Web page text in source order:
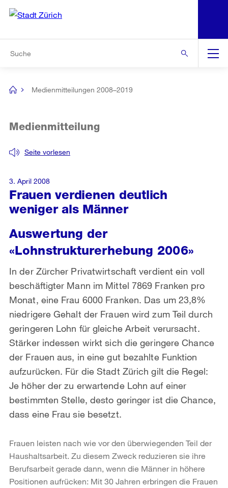
Navigation
[no
Medienmitteilungen 2008–2019
Frauen verdienen deutlich
weniger als Männer
Seite vorlesen
Medienmitteilung
Auswertung der
«Lohnstrukturerhebung 2006»
In der Zürcher Privatwirtschaft verdient ein voll
beschäftigter Mann im Mittel 7869 Franken pro
Monat, eine Frau 6000 Franken. Das um 23,8%
niedrigere Gehalt der Frauen wird zum Teil durch
geringeren Lohn für gleiche Arbeit verursacht.
Stärker indessen wirkt sich die geringere Chance
der Frauen aus, in eine gut bezahlte Funktion
aufzurücken. Für die Stadt Zürich gilt die Regel:
Je höher der zu erwartende Lohn auf einer
bestimmten Stelle, desto geringer ist die Chance,
dass eine Frau sie besetzt.
3. April 2008
Frauen leisten nach wie vor den überwiegenden Teil der
Haushaltsarbeit. Zu diesem Zweck reduzieren sie ihre
Berufsarbeit gerade dann, wenn die Männer in höhere
Positionen aufrücken: Mit 30 Jahren erbringen die Frauen